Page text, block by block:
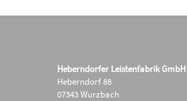
Heberndorfer Leistenfabrik GmbH
Heberndorf 88
07343 Wurzbach